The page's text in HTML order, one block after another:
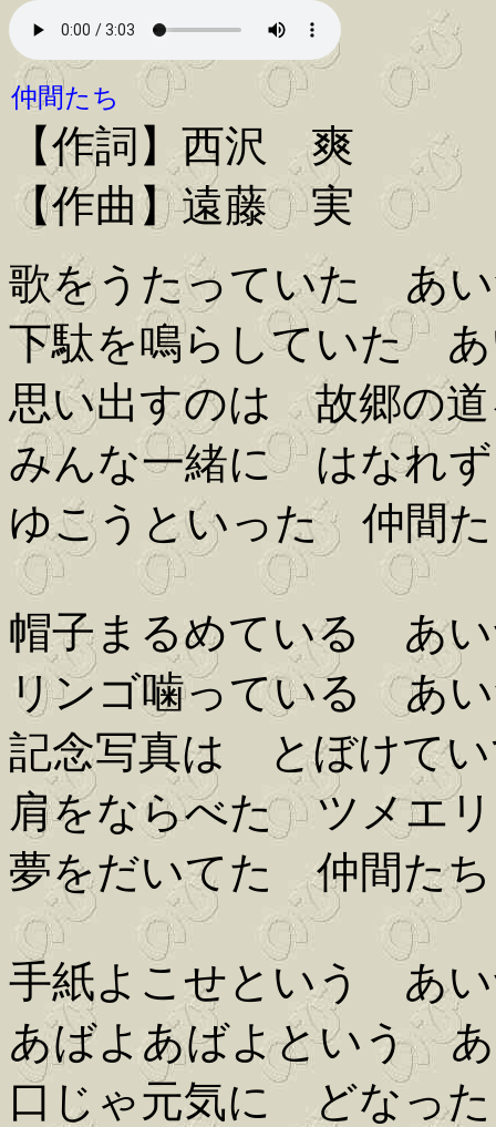
仲間たち
【作詞】西沢 爽
【作曲】遠藤 実
歌をうたっていた あ
下駄を鳴らしていた
思い出すのは 故郷の
みんな一緒に はなれ
ゆこうといった 仲間
帽子まるめている あ
リンゴ噛っている あ
記念写真は とぼけて
肩をならべた ツメエ
夢をだいてた 仲間たち
手紙よこせという あ
あばよあばよという
口じゃ元気に どなっ